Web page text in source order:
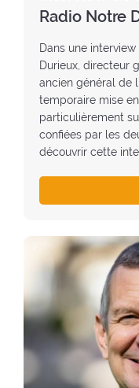
:
Radio Notre
Dans une
Durieux, directeur
ancien général de
temporaire mise
particulièrement
confiées par les
découvrir cette